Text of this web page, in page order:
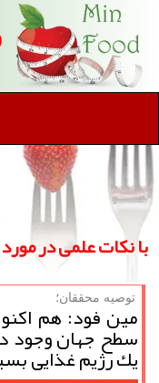
با نكات علمی در
توصیه محققان؛
مین فود: هم
سطح جهان وجود
یك رژیم غذایی